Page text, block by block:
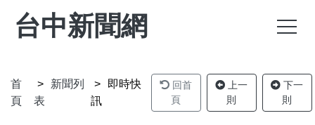
台中新聞網
首
頁
新聞列
表
即時快
訊
回首
頁
上一
則
下一
則